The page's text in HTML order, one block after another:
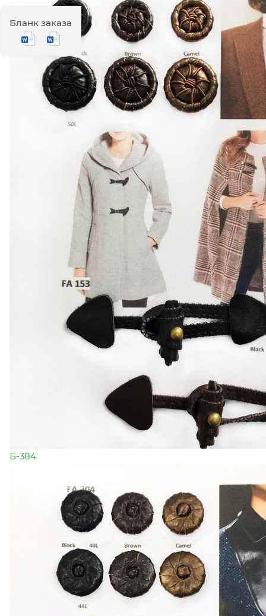
Б-384
Бланк заказа